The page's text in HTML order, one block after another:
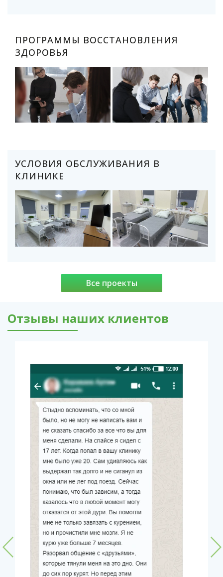
ПРОГРАММЫ ВОССТАНОВЛЕНИЯ
ЗДОРОВЬЯ
УСЛОВИЯ ОБСЛУЖИВАНИЯ В
КЛИНИКЕ
Все проекты
Отзывы наших клиентов